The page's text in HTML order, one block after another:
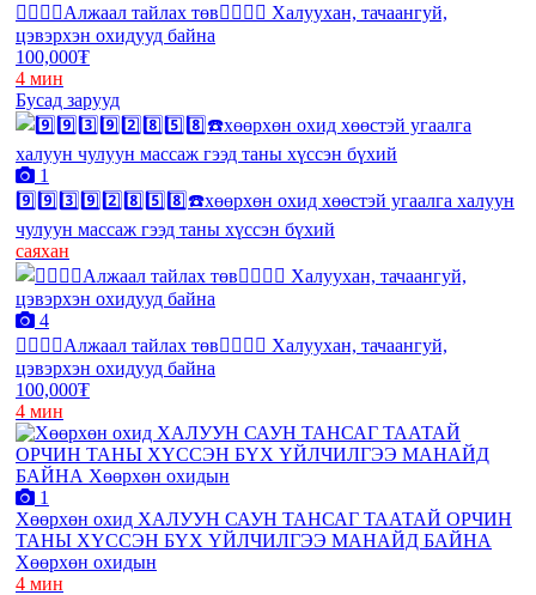
❤️‍🔥❤️‍🔥Алжаал тайлах төв❤️‍🔥❤️‍🔥 Халуухан, тачаангуй,
цэвэрхэн охидууд байна
100,000₮
4 мин
Бусад зарууд
1
9️⃣9️⃣3️⃣9️⃣2️⃣8️⃣5️⃣8️⃣☎️хөөрхөн охид хөөстэй угаалга халуун
чулуун массаж гээд таны хүссэн бүхий
саяхан
4
❤️‍🔥❤️‍🔥Алжаал тайлах төв❤️‍🔥❤️‍🔥 Халуухан, тачаангуй,
цэвэрхэн охидууд байна
100,000₮
4 мин
1
Хөөрхөн охид ХАЛУУН САУН ТАНСАГ ТААТАЙ ОРЧИН
ТАНЫ ХҮССЭН БҮХ ҮЙЛЧИЛГЭЭ МАНАЙД БАЙНА
Хөөрхөн охидын
4 мин